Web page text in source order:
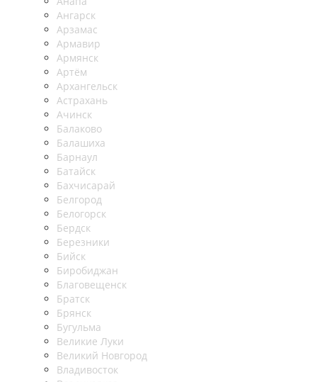
Ангарск
Арзамас
Армавир
Армянск
Артём
Архангельск
Астрахань
Ачинск
Балаково
Балашиха
Барнаул
Батайск
Бахчисарай
Белгород
Белогорск
Бердск
Березники
Бийск
Биробиджан
Благовещенск
Братск
Брянск
Бугульма
Великие Луки
Великий Новгород
Владивосток